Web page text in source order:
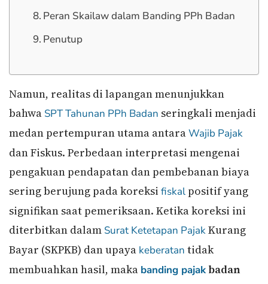
Peran Skailaw dalam Banding PPh Badan
Penutup
Namun, realitas di lapangan menunjukkan
bahwa SPT Tahunan PPh Badan seringkali menjadi
medan pertempuran utama antaraWajib Pajak
dan Fiskus. Perbedaan interpretasi mengenai
pengakuan pendapatan dan pembebanan biaya
sering berujung pada koreksi fiskal positif yang
signifikan saat pemeriksaan. Ketika koreksi ini
diterbitkan dalam Surat Ketetapan PajakKurang
Bayar (SKPKB) dan upaya keberatan tidak
membuahkan hasil, maka banding pajak badan